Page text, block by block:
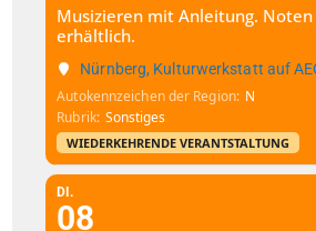
Musizieren mit Anleitung.
erhältlich.
Nürnberg, Kulturwerkstatt auf
Autokennzeichen der Region N
Rubrik Sonstiges
WIEDERKEHRENDE VERANTSTALTUNG
DI.
08